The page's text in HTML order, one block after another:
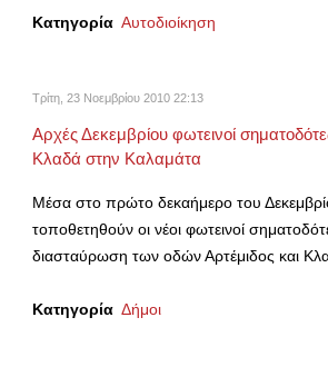
Κατηγορία Αυτοδιοίκηση
Τρίτη, 23 Νοεμβρίου 2010 22:13
Αρχές Δεκεμβρίου φωτεινοί
Κλαδά στην Καλαμάτα
Μέσα στο πρώτο δεκαήμερο του
τοποθετηθούν οι νέοι φωτεινοί
διασταύρωση των οδών Αρτέμιδος και
Κατηγορία Δήμοι